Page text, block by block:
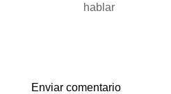
hablar
Enviar comentario